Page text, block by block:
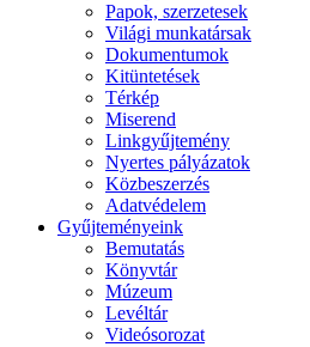
Papok, szerzetesek
Világi munkatársak
Dokumentumok
Kitüntetések
Térkép
Miserend
Linkgyűjtemény
Nyertes pályázatok
Közbeszerzés
Adatvédelem
Gyűjteményeink
Bemutatás
Könyvtár
Múzeum
Levéltár
Videósorozat